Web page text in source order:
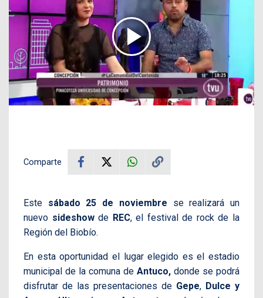
Comparte
Este sábado 25 de noviembre se realizará un
nuevo sideshowde REC, el festival de rock de la
Región del Biobío.
En esta oportunidad el lugar elegido es el estadio
municipal de la comuna de Antuco, donde se podrá
disfrutar de las presentaciones de Gepe, Dulce y